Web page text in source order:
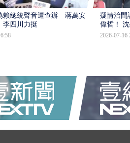
賴總統聲音遭查辦 蔣萬安態
李四川力挺
疑情治間
偉哲！
2026-07-16